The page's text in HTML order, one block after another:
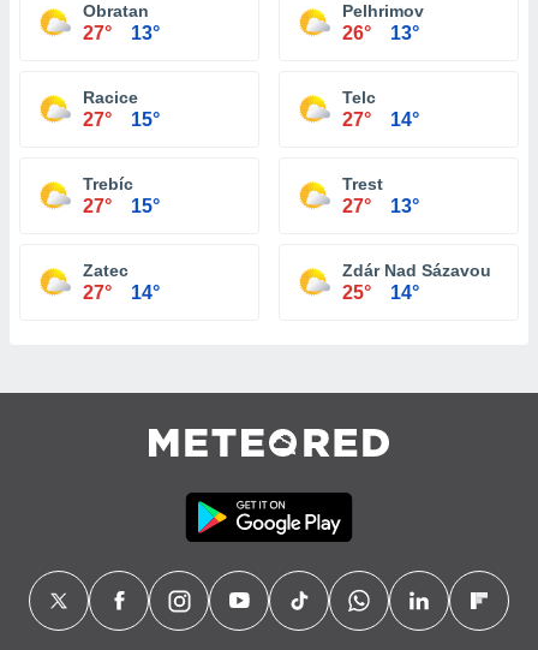
Obratan
27° 13°
Pelhrimov
26° 13°
Racice
27° 15°
Telc
27° 14°
Trebíc
27° 15°
Trest
27° 13°
Zatec
27° 14°
Zdár Nad Sázavou
25° 14°